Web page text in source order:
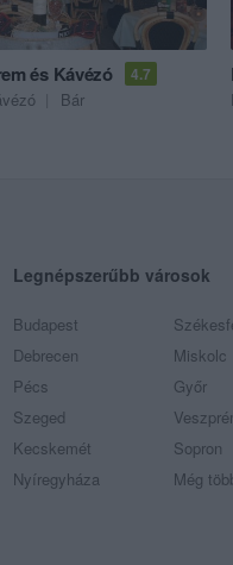
és Kávézó 4.7
Bár
Legnépszerűbb városok
Budapest
Debrecen
Pécs
Szeged
Kecskemét
Nyíregyháza
Miskolc
Győr
Sopron
Még